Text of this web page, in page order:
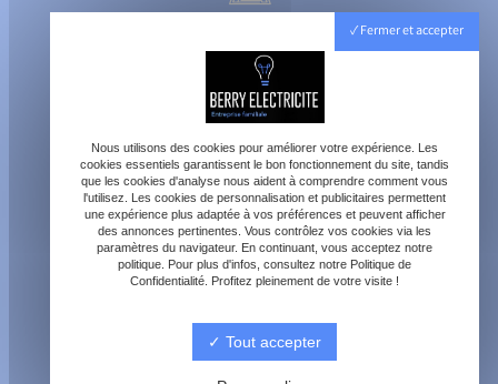
contact@berry-electricite.fr
06 70 40 09 29
Fermer et accepter
Nous utilisons des cookies pour améliorer votre expérience. Les
cookies essentiels garantissent le bon fonctionnement du site, tandis
que les cookies d'analyse nous aident à comprendre comment vous
l'utilisez. Les cookies de personnalisation et publicitaires permettent
une expérience plus adaptée à vos préférences et peuvent afficher
des annonces pertinentes. Vous contrôlez vos cookies via les
paramètres du navigateur. En continuant, vous acceptez notre
politique. Pour plus d'infos, consultez notre Politique de
Confidentialité. Profitez pleinement de votre visite !
Tout accepter